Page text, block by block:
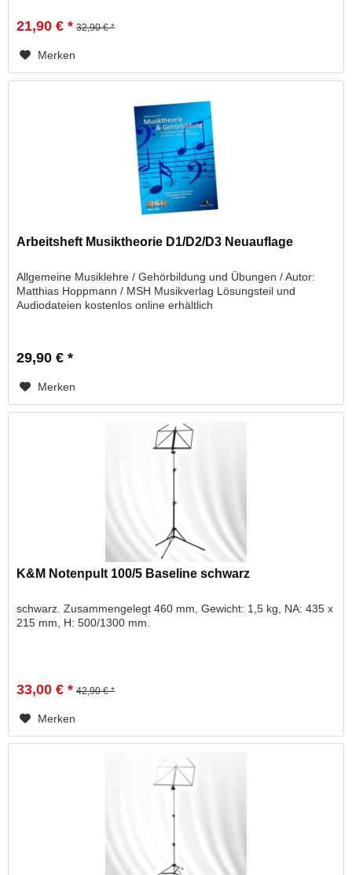
21,90 € * 32,90 € *
Merken
Arbeitsheft Musiktheorie D1/D2/D3 Neuauflage
Allgemeine Musiklehre / Gehörbildung und Übungen / Autor:
Matthias Hoppmann / MSH Musikverlag Lösungsteil und
Audiodateien kostenlos online erhältlich
29,90 € *
Merken
K&M Notenpult 100/5 Baseline schwarz
schwarz. Zusammengelegt 460 mm, Gewicht: 1,5 kg, NA: 435 x
215 mm, H: 500/1300 mm.
33,00 € * 42,90 € *
Merken